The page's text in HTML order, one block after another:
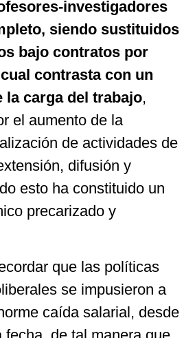
investigadores
siendo sustituidos
bajo contratos por
contrasta con un
la carga del trabajo,
el aumento de la
de actividades de
difusión y
esto ha constituido un
precarizado y
que las políticas
se impusieron a
caída salarial, desde